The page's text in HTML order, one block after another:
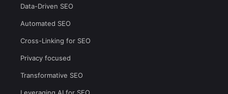
Data-Driven SEO
Automated SEO
Cross-Linking for SEO
Privacy focused
Transformative SEO